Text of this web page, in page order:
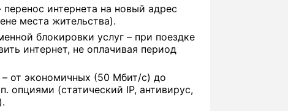
перенос интернета на новый адрес
места жительства).
блокировки услуг – при поездке
интернет, не оплачивая период
– от экономичных (50 Мбит/с) до
опциями (статический IP, антивирус,